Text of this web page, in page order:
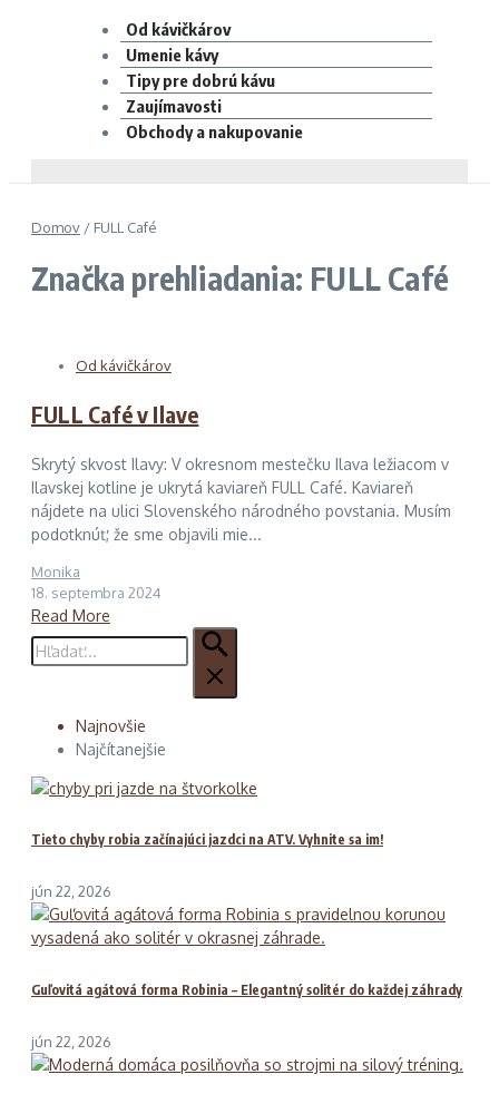
Od kávičkárov
Umenie kávy
Tipy pre dobrú kávu
Zaujímavosti
Obchody a nakupovanie
Domov / FULL Café
Značka prehliadania: FULL Café
Od kávičkárov
FULL Café v Ilave
Skrytý skvost Ilavy: V okresnom mestečku Ilava ležiacom v
Ilavskej kotline je ukrytá kaviareň FULL Café. Kaviareň
nájdete na ulici Slovenského národného povstania. Musím
podotknúť, že sme objavili mie...
Monika
18. septembra 2024
Read More
Hľadať:
Najnovšie
Najčítanejšie
Tieto chyby robia začínajúci jazdci na ATV. Vyhnite sa im!
jún 22, 2026
Guľovitá agátová forma Robinia – Elegantný solitér do každej záhrady
jún 22, 2026